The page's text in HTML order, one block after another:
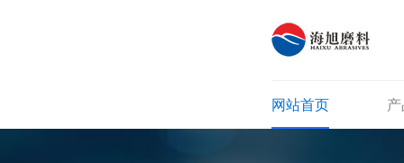
网站首页